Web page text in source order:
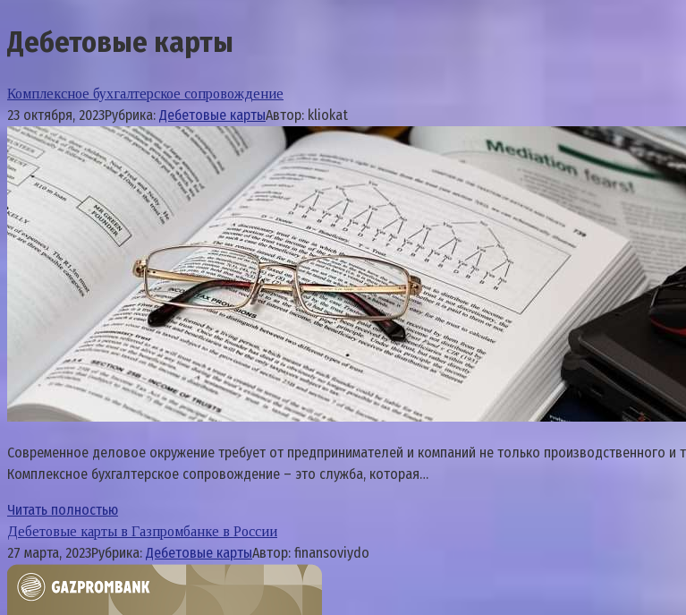
Дебетовые карты
Комплексное бухгалтерское сопровождение
23 октября, 2023Рубрика: Дебетовые картыАвтор: kliokat
Современное деловое окружение требует от предпринимателей и компаний не только производственного и
Комплексное бухгалтерское сопровождение – это служба, которая…
Читать полностью
Дебетовые карты в Газпромбанке в России
27 марта, 2023Рубрика: Дебетовые картыАвтор: finansoviydo